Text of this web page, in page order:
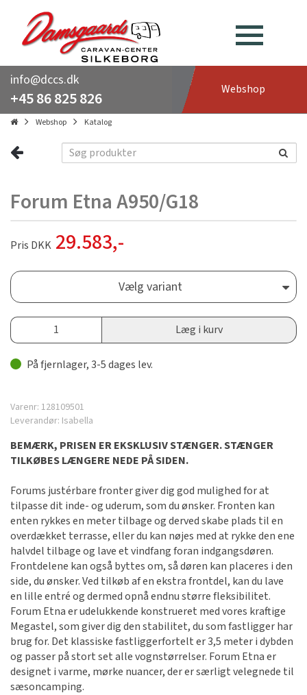
info@dccs.dk
+45 86 825 826 Webshop
Webshop Katalog
Forum Etna A950/G18
Pris DKK 29.583,-
Vælg variant
Læg i kurv
På fjernlager, 3-5 dages lev.
Varenr: 128109501
Leverandør: Isabella
BEMÆRK, PRISEN ER EKSKLUSIV STÆNGER. STÆNGER
TILKØBES LÆNGERE NEDE PÅ SIDEN.
Forums justérbare fronter giver dig god mulighed for at
tilpasse dit inde- og uderum, som du ønsker. Fronten kan
enten rykkes en meter tilbage og derved skabe plads til en
overdækket terrasse, eller du kan nøjes med at rykke den ene
halvdel tilbage og lave et vindfang foran indgangsdøren.
Frontdelene kan også byttes om, så døren kan placeres i den
side, du ønsker. Ved tilkøb af en ekstra frontdel, kan du lave
en lille entré og dermed opnå endnu større fleksibilitet.
Forum Etna er udelukkende konstrueret med vores kraftige
Megastel, som giver dig den stabilitet, du som fastligger har
brug for. Det klassiske fastliggerfortelt er 3,5 meter i dybden
og passer på stort set alle vognstørrelser. Forum Etna er
designet i varme, mørke nuancer, der er særligt velegnede til
sæsoncamping.